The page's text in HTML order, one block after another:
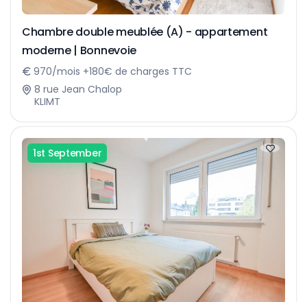
Chambre double meublée (A) - appartement
moderne | Bonnevoie
970/mois +180€ de charges TTC
8 rue Jean Chalop
KLIMT
1st September